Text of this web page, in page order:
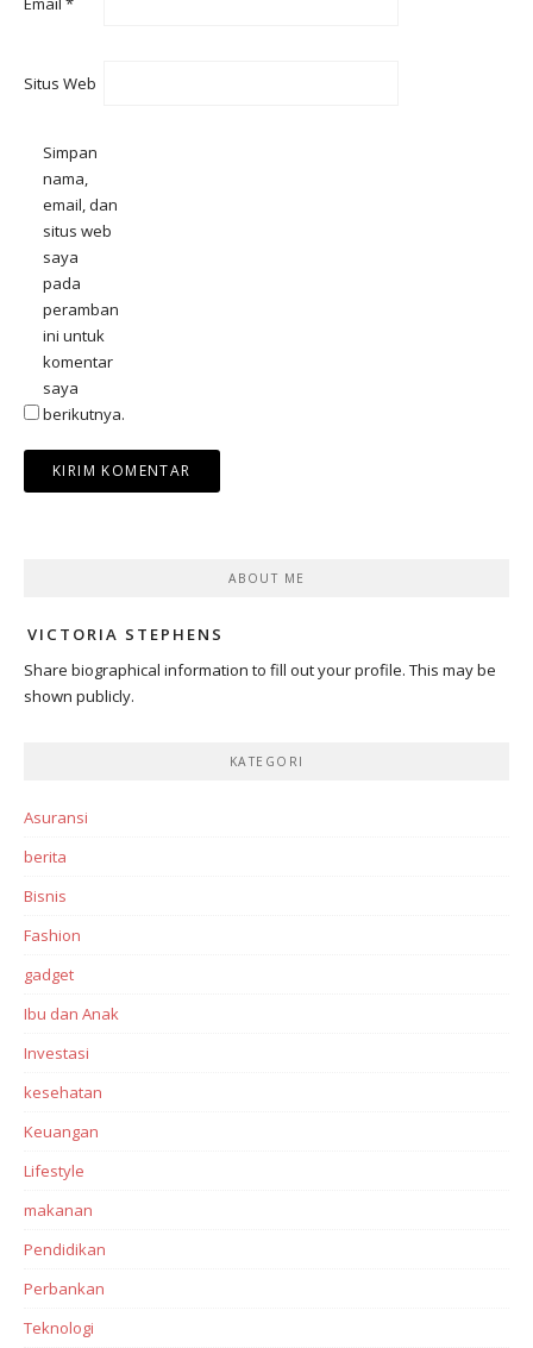
Situs Web
Simpan
nama,
email, dan
situs web
saya
pada
peramban
ini untuk
komentar
saya
berikutnya.
ABOUT ME
VICTORIA STEPHENS
Share biographical information to fill out your profile. This may be
shown publicly.
KATEGORI
Asuransi
berita
Bisnis
Fashion
gadget
Ibu dan Anak
Investasi‎
kesehatan
Keuangan
Lifestyle
makanan
Pendidikan
Perbankan‎
Teknologi